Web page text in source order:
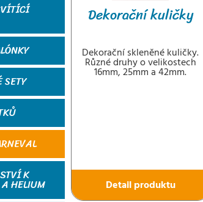
SETY
K
HELIUM
Dekorační kuličky
Dekorační skleněné kuličky.
Různé druhy o velikostech
16mm, 25mm a 42mm.
Detail produktu